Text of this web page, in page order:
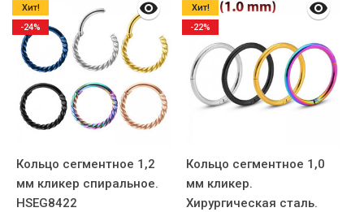
Кольцо сегментное 1,2
мм кликер спиральное.
HSEG8422
Хит!
-24%
Кольцо сегментное 1,0
мм кликер.
Хирургическая сталь.
Хит!
-22%